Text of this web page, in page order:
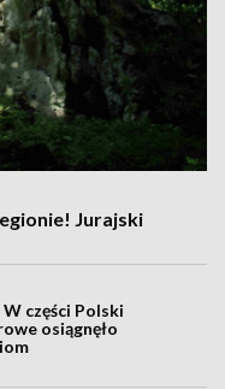
Jurajski
części Polski
osiągnęło